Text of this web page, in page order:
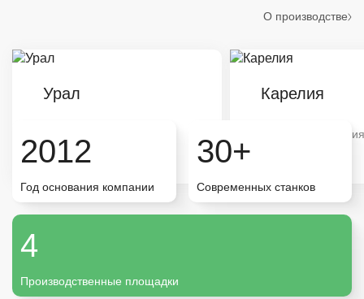
О производстве
Урал
Большой объём
Карелия
Типовая продукция
2012
Год основания компании
30+
Современных станков
4
Производственные площадки